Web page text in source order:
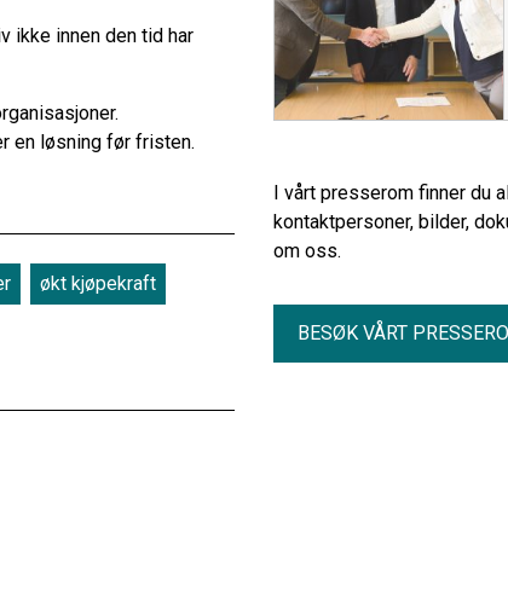
ikke innen den tid har
en løsning før fristen.
økt kjøpekraft
I vårt presserom finner du
kontaktpersoner, bilder,
om oss.
BESØK VÅRT